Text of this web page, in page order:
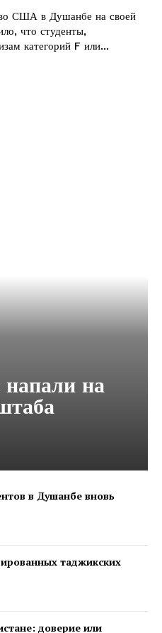
США в Душанбе на своей
что студенты,
категорий F или...
на
в Душанбе вновь
таджикских
доверие или